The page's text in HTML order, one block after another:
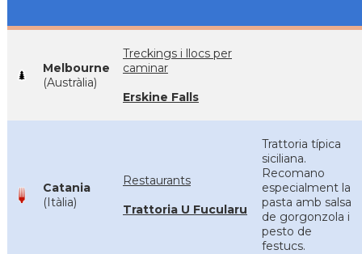
Melbourne
(Austràlia)
Treckings i llocs per
caminar
Erskine Falls
Catania
(Itàlia)
Restaurants
Trattoria U Fucularu
Trattoria típica
siciliana.
Recomano
especialment la
pasta amb salsa
de gorgonzola i
pesto de
festucs.